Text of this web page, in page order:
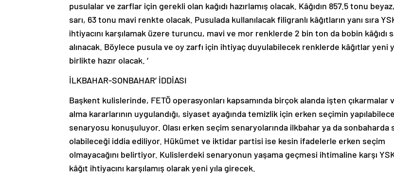
pusulalar ve zarflar için gerekli olan kağıdı hazırlamış olacak. Kâğıdın 857.5 tonu
sarı, 63 tonu mavi renkte olacak. Pusulada kullanılacak filigranlı kâğıtların yanı sıra
ihtiyacını karşılamak üzere turuncu, mavi ve mor renklerde 2 bin ton da bobin kâğıdı
alınacak. Böylece pusula ve oy zarfı için ihtiyaç duyulabilecek renklerde kâğıtlar yeni
birlikte hazır olacak. ‘
İLKBAHAR-SONBAHAR’ İDDİASI
Başkent kulislerinde, FETÖ operasyonları kapsamında birçok alanda işten çıkarmalar
alma kararlarının uygulandığı, siyaset ayağında temizlik için erken seçimin
senaryosu konuşuluyor. Olası erken seçim senaryolarında ilkbahar ya da sonbaharda
olabileceği iddia ediliyor. Hükümet ve iktidar partisi ise kesin ifadelerle erken seçim
olmayacağını belirtiyor. Kulislerdeki senaryonun yaşama geçmesi ihtimaline karşı
kâğıt ihtiyacını karşılamış olarak yeni yıla girecek.